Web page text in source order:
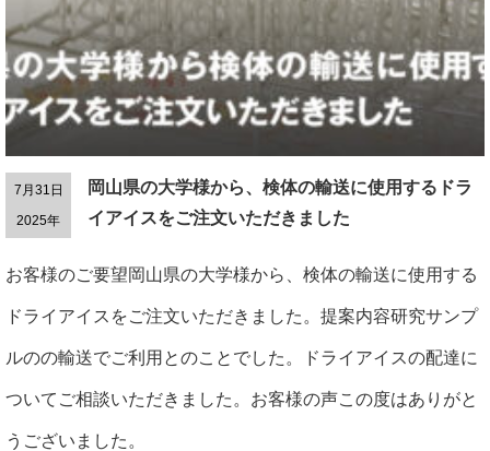
7月31日
2025年
岡山県の大学様から、検体の輸送に使用するドラ
イアイスをご注文いただきました
お客様のご要望岡山県の大学様から、検体の輸送に使用する
ドライアイスをご注文いただきました。提案内容研究サンプ
ルのの輸送でご利用とのことでした。ドライアイスの配達に
ついてご相談いただきました。お客様の声この度はありがと
うございました。